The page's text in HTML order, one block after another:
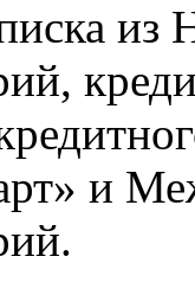
из
и